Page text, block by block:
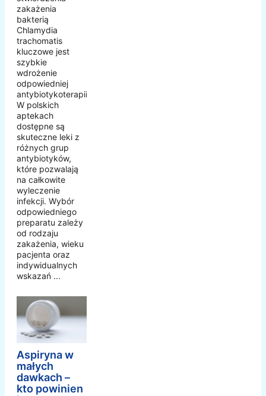
zakażenia
bakterią
Chlamydia
trachomatis
kluczowe jest
szybkie
wdrożenie
odpowiedniej
antybiotykoterapii.
W polskich
aptekach
dostępne są
skuteczne leki z
różnych grup
antybiotyków,
które pozwalają
na całkowite
wyleczenie
infekcji. Wybór
odpowiedniego
preparatu zależy
od rodzaju
zakażenia, wieku
pacjenta oraz
indywidualnych
wskazań ...
Aspiryna w
małych
dawkach –
kto powinien